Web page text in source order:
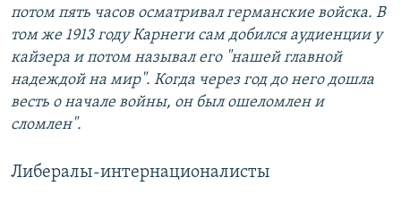
потом пять часов осматривал германские войска. В
том же 1913 году Карнеги сам добился аудиенции у
кайзера и потом называл его "нашей главной
надеждой на мир". Когда через год до него дошла
весть о начале войны, он был ошеломлен и
сломлен".
Либералы-интернационалисты